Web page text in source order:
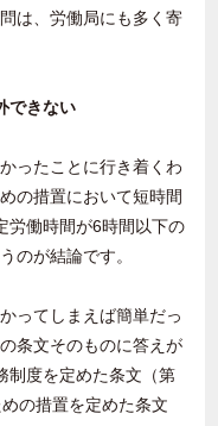
は、労働局にも多く寄
できない
ったことに行き着くわ
の措置において短時間
労働時間が6時間以下の
のが結論です。
ってしまえば簡単だっ
条文そのものに答えが
制度を定めた条文（第
の措置を定めた条文